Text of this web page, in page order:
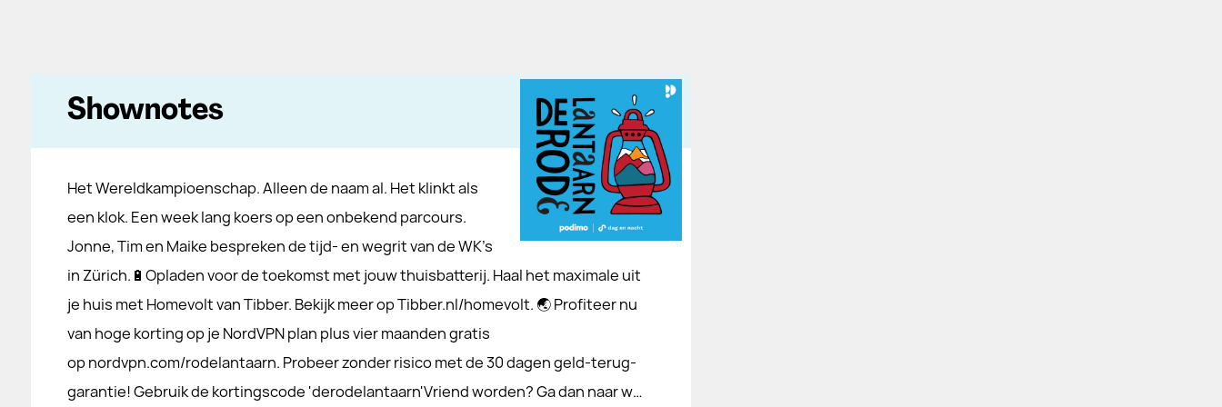
Shownotes
Het Wereldkampioenschap. Alleen de naam al. Het klinkt als
een klok. Een week lang koers op een onbekend parcours.
Jonne, Tim en Maike bespreken de tijd- en wegrit van de WK's
in Zürich.🔋Opladen voor de toekomst met jouw thuisbatterij. Haal het maximale uit
je huis met Homevolt van Tibber. Bekijk meer op Tibber.nl/homevolt. 🌏 Profiteer nu
van hoge korting op je NordVPN plan plus vier maanden gratis
op nordvpn.com/rodelantaarn. Probeer zonder risico met de 30 dagen geld-terug-
garantie! Gebruik de kortingscode 'derodelantaarn'Vriend worden? Ga dan naar w…